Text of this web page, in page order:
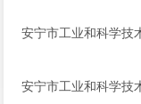
安宁市工业和科学技
安宁市工业和科学技